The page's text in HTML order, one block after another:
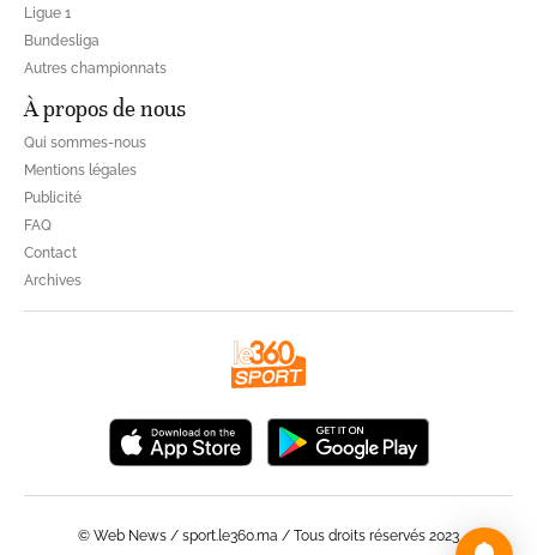
Ligue 1
Bundesliga
Autres championnats
À propos de nous
Qui sommes-nous
Mentions légales
Publicité
FAQ
Contact
Archives
© Web News / sport.le360.ma / Tous droits réservés 2023